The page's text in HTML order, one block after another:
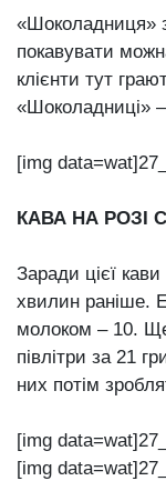
«Шоколадниця»
покавувати
клієнти тут
«Шоколадниці»
[img
КАВА НА РОЗІ
Заради цієї
хвилин раніше.
молоком – 10. Ще
півлітри за 21
них потім
[img
[img